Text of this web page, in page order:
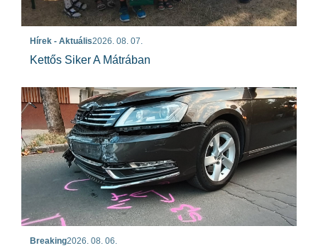
Hírek - Aktuális2026. 08. 07.
Kettős Siker A Mátrában
Breaking2026. 08. 06.